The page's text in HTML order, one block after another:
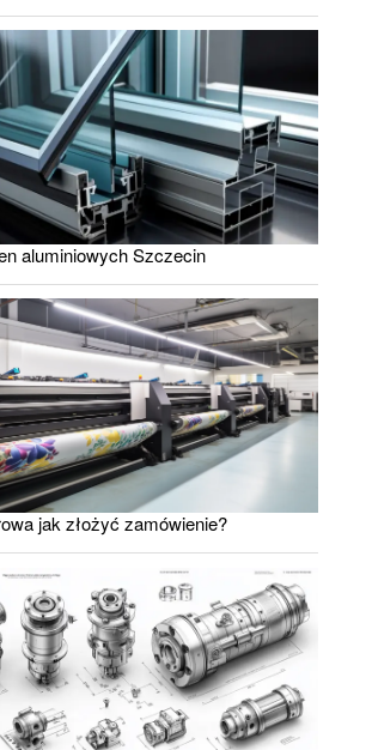
aluminiowych Szczecin
jak złożyć zamówienie?